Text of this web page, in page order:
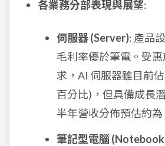
各業務分部表現與展望:
伺服器 (Server): 產品
毛利率優於筆電。受
求，AI 伺服器雖目前
百分比)，但具備成長
半年營收分佈預估約為
筆記型電腦